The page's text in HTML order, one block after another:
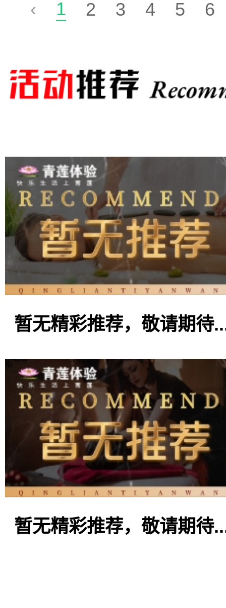
‹ 1 2 3 4 5 6
暂无精彩推荐，敬请期待
暂无精彩推荐，敬请期待